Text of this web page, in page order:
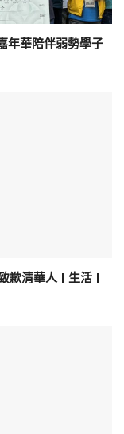
年華陪伴弱勢學子
歉清華人 | 生活 |